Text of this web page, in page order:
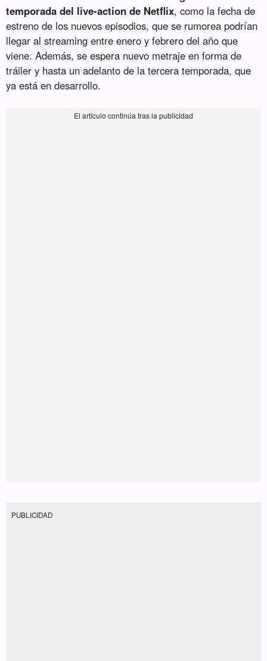
temporada del live-action de Netflix, como la fecha de
estreno de los nuevos episodios, que se rumorea podrían
llegar al streaming entre enero y febrero del año que
viene. Además, se espera nuevo metraje en forma de
tráiler y hasta un adelanto de la tercera temporada, que
ya está en desarrollo.
PUBLICIDAD